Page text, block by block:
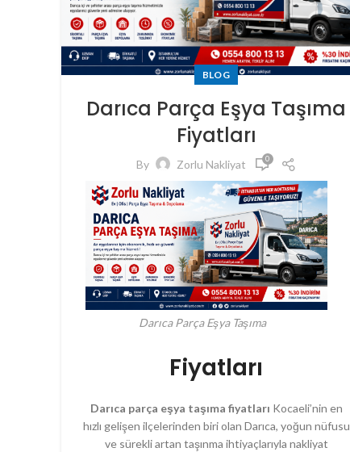
BLOG
Darıca Parça Eşya Taşıma
Fiyatları
By Zorlu Nakliyat 0
Darıca Parça Eşya Taşıma
Fiyatları
Darıca parça eşya taşıma fiyatları Kocaeli’nin en
hızlı gelişen ilçelerinden biri olan Darıca, yoğun nüfusu
ve sürekli artan taşınma ihtiyaçlarıyla nakliyat